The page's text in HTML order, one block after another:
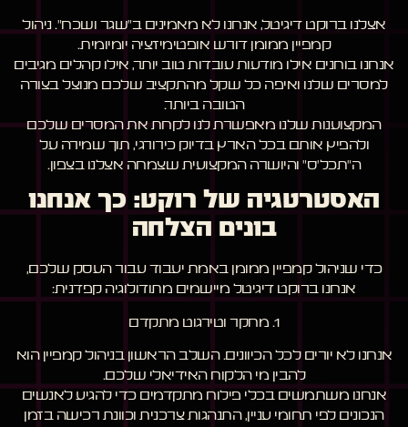
אצלנו ברוקט דיגיטל, אנחנו לא מאמינים ב"שגר ושכח". ניהול
קמפיין ממומן דורש אופטימיזציה יומיומית.
אנחנו בוחנים אילו מודעות עובדות טוב יותר, אילו קהלים מגיבים
למסרים שלנו ואיפה כל שקל מהתקציב שלכם מנוצל בצורה
הטובה ביותר.
המקצוענות שלנו מאפשרת לנו לקחת את המסרים שלכם
ולהפיץ אותם בכל הארץ בדיוק כירורגי, תוך שמירה על
ה"תכל'ס" והיושרה המקצועית שצמחה אצלנו בצפון.
האסטרטגיה של רוקט: כך אנחנו
בונים הצלחה
כדי שניהול קמפיין ממומן באמת יעבוד עבור העסק שלכם,
אנחנו ברוקט דיגיטל מיישמים מתודולוגיה קפדנית:
1. מחקר וטירגוט מתקדם
אנחנו לא יורים לכל הכיוונים. השלב הראשון בניהול קמפיין הוא
להבין מי הלקוח האידיאלי שלכם.
אנחנו משתמשים בכלי פילוח מתקדמים כדי להגיע לאנשים
הנכונים לפי תחומי עניין, התנהגות צרכנית וכוונת רכישה בזמן